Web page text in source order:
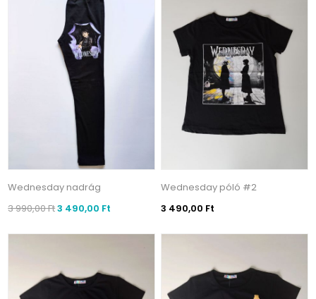
Wednesday nadrág
3 990,00 Ft3 490,00 Ft
Wednesday póló #2
3 490,00 Ft